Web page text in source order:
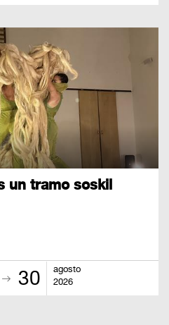
un tramo soskil
30
agosto
2026